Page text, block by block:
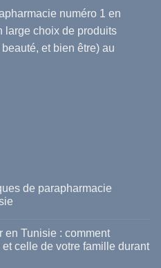
numéro 1 en
large choix de produits
et bien être) au
de parapharmacie
en Tunisie : comment
celle de votre famille durant